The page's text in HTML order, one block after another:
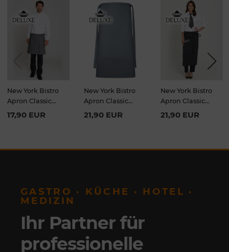
New York Bistro
Apron Classic
50x78cm
17,90 EUR
New York Bistro
Apron Classic
80x100 cm
21,90 EUR
New York Bistro
Apron Classic
80x100 cm
21,90 EUR
Next
GASTRO · KÜCHE · HOTEL ·
MEDIZIN
Ihr Partner für
professionelle